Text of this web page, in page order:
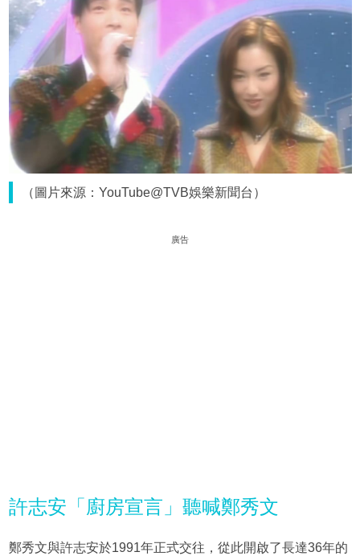
（圖片來源：YouTube@TVB娛樂新聞台）
廣告
許志安「廚房宣言」聽喊鄭秀文
鄭秀文與許志安於1991年正式交往，從此開啟了長達36年的